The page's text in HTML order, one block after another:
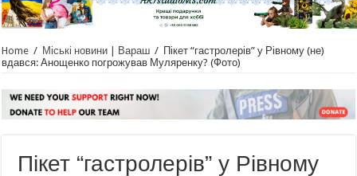
Home / Міські новини | Вараш / Пікет “гастролерів” у Рівному (не)
вдався: Анощенко погрожував Муляренку? (Фото)
Пікет “гастролерів” у Рівному